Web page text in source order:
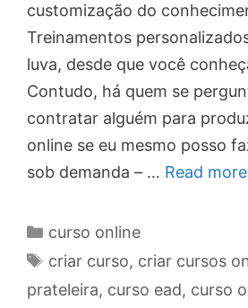
customização do
Treinamentos
luva, desde que você
Contudo, há quem se
contratar alguém para
online se eu mesmo posso
sob demanda – … Read more
Categories
curso online
Tags
criar curso, criar cursos
prateleira, curso ead, curso